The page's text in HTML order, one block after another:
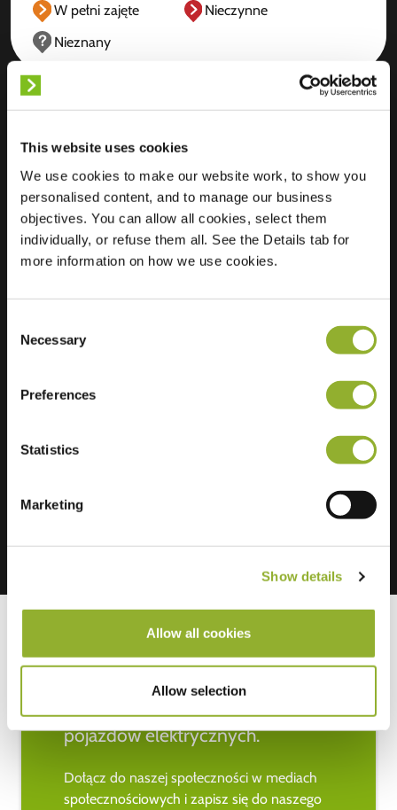
This website uses cookies
We use cookies to make our website work, to show you
personalised content, and to manage our business
objectives. You can allow all cookies, select them
individually, or refuse them all. See the Details tab for
more information on how we use cookies.
Selection
Necessary
Preferences
Statistics
Marketing
Show details
Allow all cookies
Allow selection
W pełni zajęte
Nieczynne
Nieznany
Vliegenzwam 79
7324 CA Apeldoorn
Holandia
Regular Charging 1 of 2 available
Dodatkowe informacje
Bądź na bieżąco z najnowszymi
wiadomościami na temat
pojazdów elektrycznych.
Dołącz do naszej społeczności w mediach
społecznościowych i zapisz się do naszego